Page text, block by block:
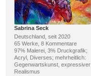
Sabrina Seck
Deutschland, seit 2020
65 Werke, 8 Kommentare
97% Malerei, 3% Druckgrafik;
Acryl, Diverses; mehrheitlich:
Gegenwartskunst, expressiver
Realismus